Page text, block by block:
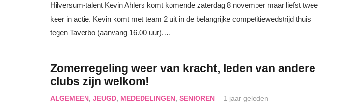
Hilversum-talent Kevin Ahlers komt komende zaterdag 8 november maar liefst twee
keer in actie. Kevin komt met team 2 uit in de belangrijke competitiewedstrijd thuis
tegen Taverbo (aanvang 16.00 uur).…
Zomerregeling weer van kracht, leden van andere
clubs zijn welkom!
ALGEMEEN , JEUGD, MEDEDELINGEN , SENIOREN 1 jaar geleden